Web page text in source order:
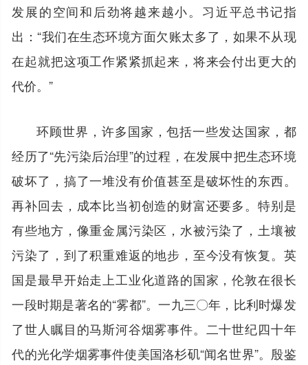
发展的空间和后劲将越来越小。习近平总书记指
出：“我们在生态环境方面欠账太多了，如果不从现
在起就把这项工作紧紧抓起来，将来会付出更大的
代价。”
环顾世界，许多国家，包括一些发达国家，都
经历了“先污染后治理”的过程，在发展中把生态环境
破坏了，搞了一堆没有价值甚至是破坏性的东西。
再补回去，成本比当初创造的财富还要多。特别是
有些地方，像重金属污染区，水被污染了，土壤被
污染了，到了积重难返的地步，至今没有恢复。英
国是最早开始走上工业化道路的国家，伦敦在很长
一段时期是著名的“雾都”。一九三〇年，比利时爆发
了世人瞩目的马斯河谷烟雾事件。二十世纪四十年
代的光化学烟雾事件使美国洛杉矶“闻名世界”。殷鉴